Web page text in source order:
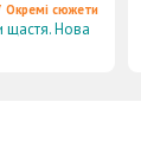
Окремі сюжети
щастя. Нова